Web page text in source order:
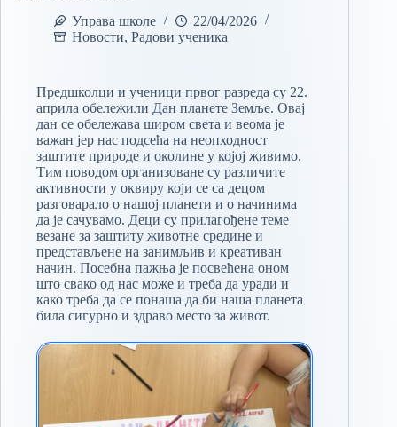
Управа школе
22/04/2026
Новости, Радови ученика
Предшколци и ученици првог разреда су 22.
априла обележили Дан планете Земље. Овај
дан се обележава широм света и веома је
важан јер нас подсећа на неопходност
заштите природе и околине у којој живимо.
Тим поводом организоване су различите
активности у оквиру који се са децом
разговарало о нашој планети и о начинима
да је сачувамо. Деци су прилагођене теме
везане за заштиту животне средине и
представљене на занимљив и креативан
начин. Посебна пажња је посвећена оном
што свако од нас може и треба да уради и
како треба да се понаша да би наша планета
била сигурно и здраво место за живот.